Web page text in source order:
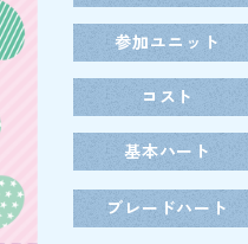
参加ユニット
コスト
基本ハート
ブレードハート